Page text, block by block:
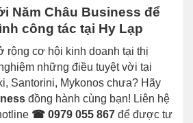
Năm Châu Business để
công tác tại Hy Lạp
rộng cơ hội kinh doanh tại thị
những điều tuyệt vời tại
Santorini, Mykonos chưa? Hãy
đồng hành cùng bạn! Liên hệ
☎ 0979 055 867 để được tư